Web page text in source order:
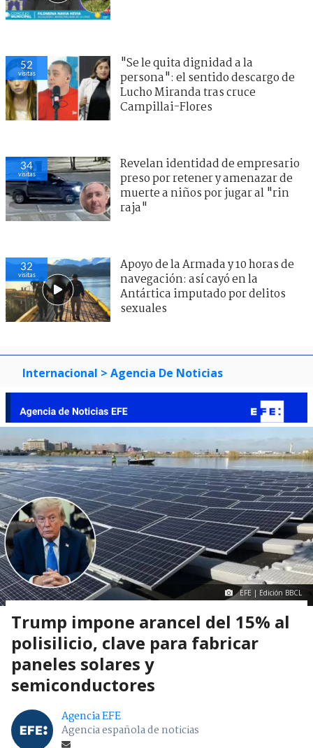
52
visitas
"Se le quita dignidad a la
persona": el sentido descargo de
Lucho Miranda tras cruce
Campillai-Flores
34
visitas
Revelan identidad de empresario
preso por retener y amenazar de
muerte a niños por jugar al "rin
raja"
32
visitas
Apoyo de la Armada y 10 horas de
navegación: así cayó en la
Antártica imputado por delitos
sexuales
Internacional > Agencia De Noticias
EFE | Edición BBCL
Trump impone arancel del 15% al
polisilicio, clave para fabricar
paneles solares y
semiconductores
Agencia EFE
Agencia española de noticias